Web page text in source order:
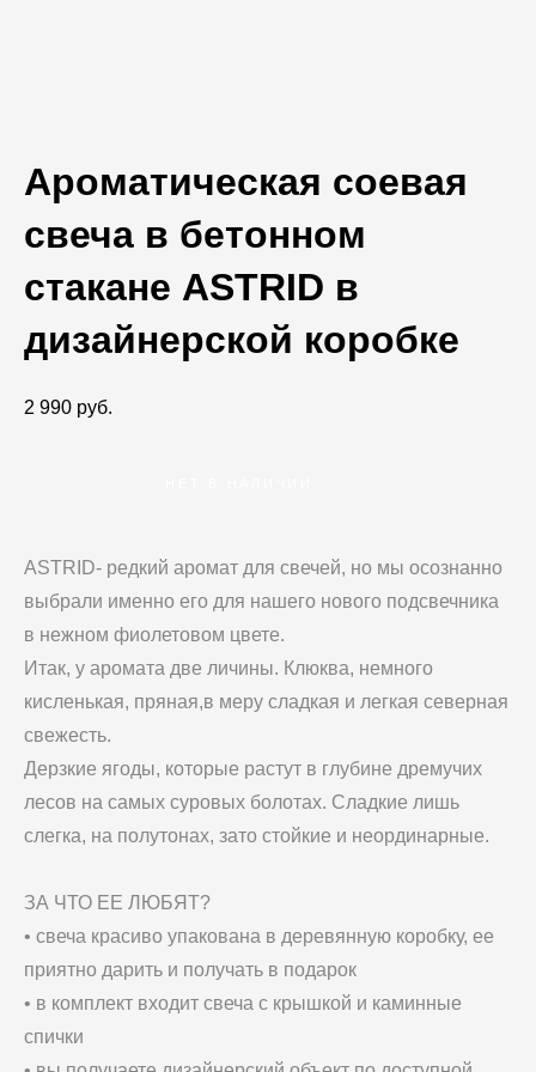
Ароматическая соевая
свеча в бетонном
стакане ASTRID в
дизайнерской коробке
2 990 pуб.
ASTRID- редкий аромат для свечей, но мы осознанно
выбрали именно его для нашего нового подсвечника
в нежном фиолетовом цвете.
Итак, у аромата две личины. Клюква, немного
кисленькая, пряная,в меру сладкая и легкая северная
свежесть.
Дерзкие ягоды, которые растут в глубине дремучих
лесов на самых суровых болотах. Сладкие лишь
слегка, на полутонах, зато стойкие и неординарные.
ЗА ЧТО ЕЕ ЛЮБЯТ?
• свеча красиво упакована в деревянную коробку, ее
приятно дарить и получать в подарок
• в комплект входит свеча с крышкой и каминные
спички